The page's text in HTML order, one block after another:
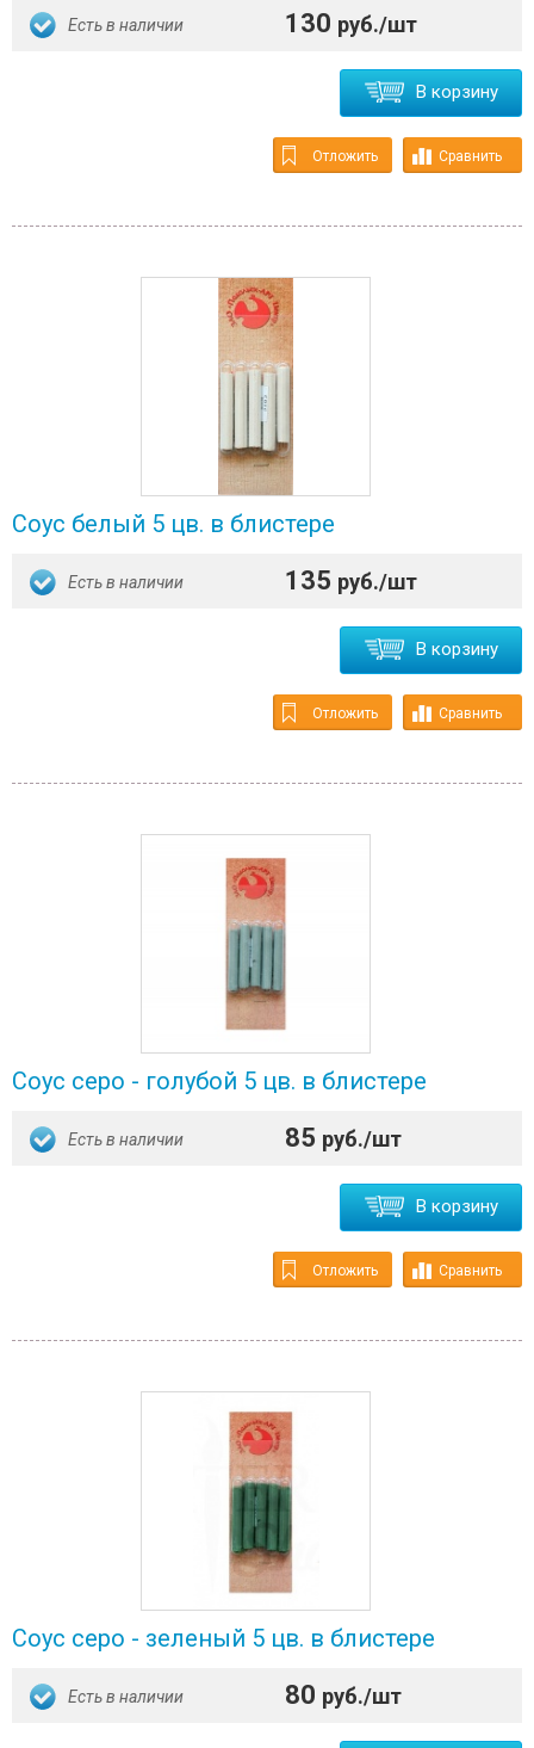
Есть в наличии 130 руб./шт
В корзину
Отложить Сравнить
Соус белый 5 цв. в блистере
Есть в наличии 135 руб./шт
В корзину
Отложить Сравнить
Соус серо - голубой 5 цв. в блистере
Есть в наличии 85 руб./шт
В корзину
Отложить Сравнить
Соус серо - зеленый 5 цв. в блистере
Есть в наличии 80 руб./шт